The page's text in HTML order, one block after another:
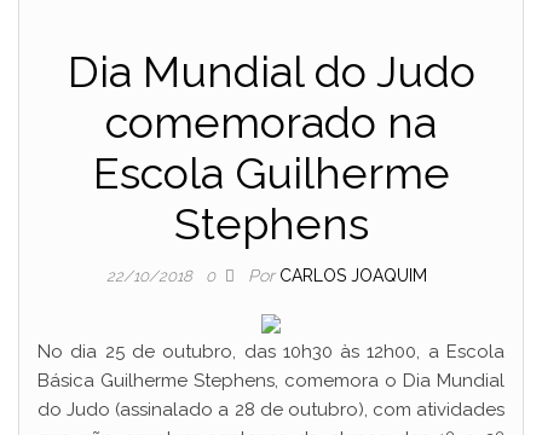
Dia Mundial do Judo
comemorado na
Escola Guilherme
Stephens
22/10/2018 0 Por CARLOS JOAQUIM
No dia 25 de outubro, das 10h30 às 12h00, a Escola
Básica Guilherme Stephens, comemora o Dia Mundial
do Judo (assinalado a 28 de outubro), com atividades